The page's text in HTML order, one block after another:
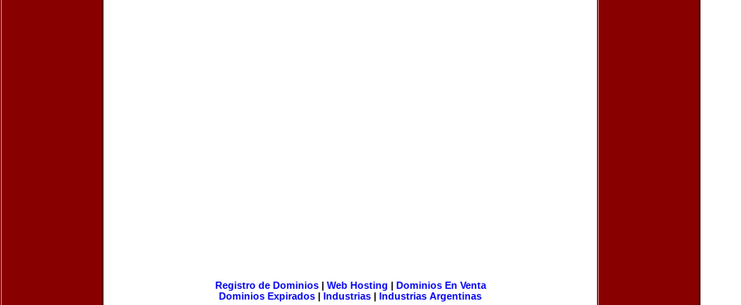
Registro de Dominios| Web Hosting | Dominios En Venta
Dominios Expirados | Industrias | Industrias Argentinas